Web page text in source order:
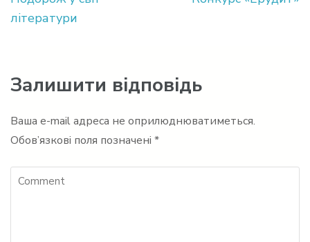
записів
літератури
Залишити відповідь
Ваша e-mail адреса не оприлюднюватиметься.
Обов’язкові поля позначені *
Comment